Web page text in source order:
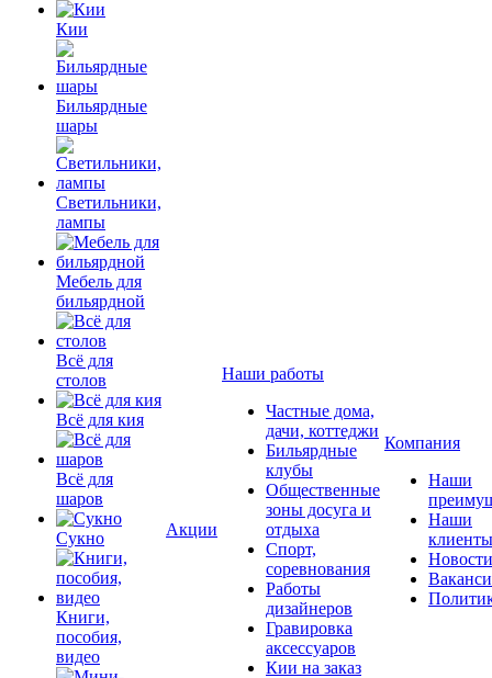
Кии
Бильярдные
шары
Светильники,
лампы
Мебель для
бильярдной
Всё для
столов
Всё для кия
Всё для
шаров
Сукно
Книги,
пособия,
видео
Акции
Наши работы
Частные дома,
дачи, коттеджи
Бильярдные
клубы
Общественные
зоны досуга и
отдыха
Спорт,
соревнования
Работы
дизайнеров
Гравировка
аксессуаров
Кии на заказ
Компания
Наши
Наши
клиенты
Новости